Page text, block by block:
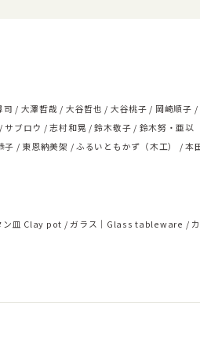
司 大澤哲哉 大谷哲也 大谷桃子 岡崎順子
サブロウ 志村和晃 鈴木敬子 鈴木努・亜以
子 東恩納美架 ふるいともかず（木工） 本
ン皿 Clay pot ガラス｜Glass tableware